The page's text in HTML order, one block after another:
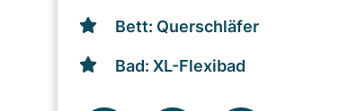
Bett: Querschläfer
Bad: XL-Flexibad